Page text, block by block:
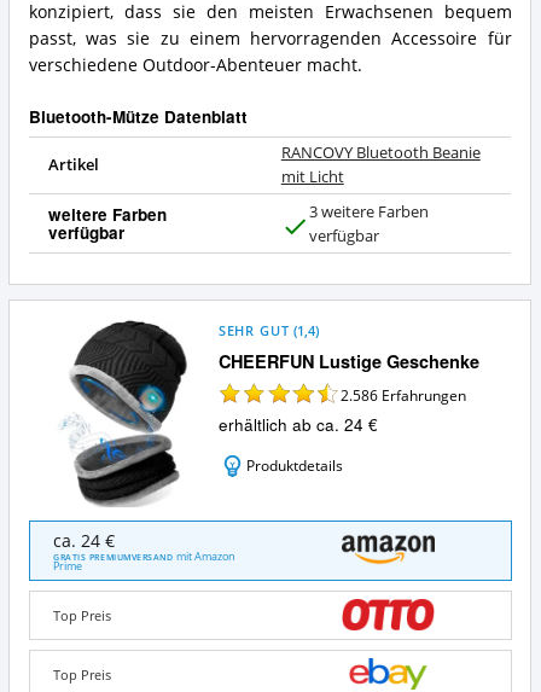
konzipiert, dass sie den meisten Erwachsenen bequem
passt, was sie zu einem hervorragenden Accessoire für
verschiedene Outdoor-Abenteuer macht.
Bluetooth-Mütze Datenblatt
Artikel
RANCOVY Bluetooth Beanie
mit Licht
weitere Farben
verfügbar
a
3 weitere Farben
verfügbar
CHEERFUN Lustige Geschenke
SEHR GUT (1,4)
2.586 Erfahrungen
erhältlich ab ca. 24 €
Produktdetails
CHEERFUN
Lustige
Geschenke
Angebote:
ist
Bluetooth-
ca. 24 €
GRATIS PREMIUMVERSAND mit Amazon
Prime
Top Preis
Top Preis